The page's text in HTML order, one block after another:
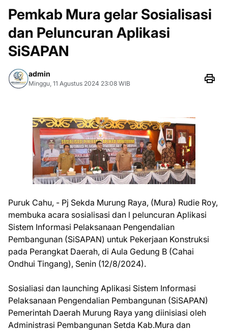
Pemkab Mura gelar Sosialisasi
dan Peluncuran Aplikasi
SiSAPAN
admin
Minggu, 11 Agustus 2024 23:08 WIB
Puruk Cahu, - Pj Sekda Murung Raya, (Mura) Rudie Roy,
membuka acara sosialisasi dan l peluncuran Aplikasi
Sistem Informasi Pelaksanaan Pengendalian
Pembangunan (SiSAPAN) untuk Pekerjaan Konstruksi
pada Perangkat Daerah, di Aula Gedung B (Cahai
Ondhui Tingang), Senin (12/8/2024).
Sosialiasi dan launching Aplikasi Sistem Informasi
Pelaksanaan Pengendalian Pembangunan (SiSAPAN)
Pemerintah Daerah Murung Raya yang diinisiasi oleh
Administrasi Pembangunan Setda Kab.Mura dan